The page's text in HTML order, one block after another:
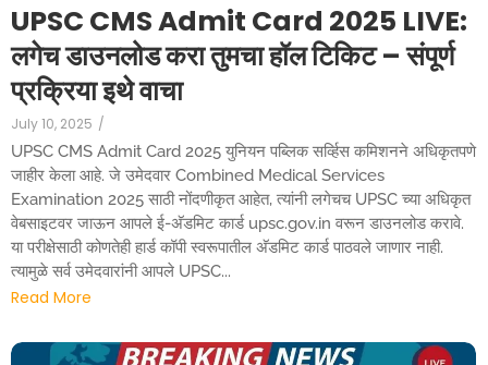
UPSC CMS Admit Card 2025 LIVE:
लगेच डाउनलोड करा तुमचा हॉल टिकिट – संपूर्ण
प्रक्रिया इथे वाचा
July 10, 2025 /
UPSC CMS Admit Card 2025 युनियन पब्लिक सर्व्हिस कमिशनने अधिकृतपणे
जाहीर केला आहे. जे उमेदवार Combined Medical Services
Examination 2025 साठी नोंदणीकृत आहेत, त्यांनी लगेचच UPSC च्या अधिकृत
वेबसाइटवर जाऊन आपले ई-अ‍ॅडमिट कार्ड upsc.gov.in वरून डाउनलोड करावे.
या परीक्षेसाठी कोणतेही हार्ड कॉपी स्वरूपातील अ‍ॅडमिट कार्ड पाठवले जाणार नाही.
त्यामुळे सर्व उमेदवारांनी आपले UPSC...
Read More